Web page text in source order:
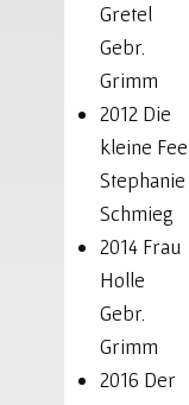
Gretel
Gebr.
Grimm
2012 Die
kleine Fee
Stephanie
Schmieg
2014 Frau
Holle
Gebr.
Grimm
2016 Der